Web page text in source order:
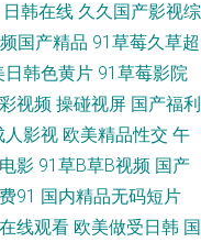
丝袜 91午夜影院在线 久草福
五月官网站 韩国免费av大全
人人 午夜剧场三级片 www热
天天干天天干 伊人色涩 97
日韩在线 久久国产影视综
国产精品 91草莓久草超
日韩色黄片 91草莓影院
视频 操碰视屏 国产福利
人影视 欧美精品性交 午
影 91草B草B视频 国产
91 国内精品无码短片
线观看 欧美做受日韩 国